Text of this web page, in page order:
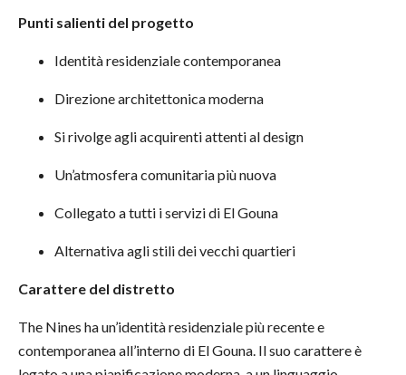
Punti salienti del progetto
Identità residenziale contemporanea
Direzione architettonica moderna
Si rivolge agli acquirenti attenti al design
Un’atmosfera comunitaria più nuova
Collegato a tutti i servizi di El Gouna
Alternativa agli stili dei vecchi quartieri
Carattere del distretto
The Nines ha un’identità residenziale più recente e
contemporanea all’interno di El Gouna. Il suo carattere è